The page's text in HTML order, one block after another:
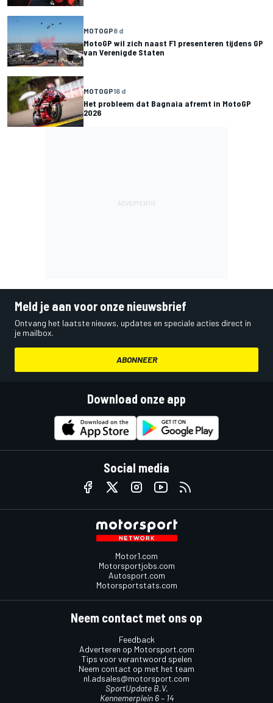
MOTOGP8 d
MotoGP wil zich naast F1 presenteren tijdens GP
van Verenigde Staten
MOTOGP16 d
Het probleem dat Bagnaia afremt in MotoGP
2026
Meld je aan voor onze nieuwsbrief
Ontvang het laatste nieuws, updates en speciale acties direct in
je mailbox.
ABONNEER
Download onze app
Social media
Motor1.com
Motorsportjobs.com
Autosport.com
Motorsportstats.com
Neem contact met ons op
Feedback
Adverteren op Motorsport.com
Tips voor verantwoord spelen
Neem contact op met het team
nl.adsales@motorsport.com
SportUpdate B.V.
Kennemerplein 6 – 14